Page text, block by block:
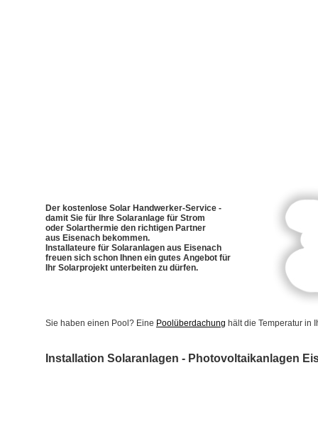
Der kostenlose Solar Handwerker-Service -
damit Sie für Ihre Solaranlage für Strom
oder Solarthermie den richtigen Partner
aus Eisenach bekommen.
Installateure für Solaranlagen aus Eisenach
freuen sich schon Ihnen ein gutes Angebot für
Ihr Solarprojekt unterbeiten zu dürfen.
Sie haben einen Pool? Eine Poolüberdachung hält die Temperatur in
Installation Solaranlagen - Photovoltaikanlagen